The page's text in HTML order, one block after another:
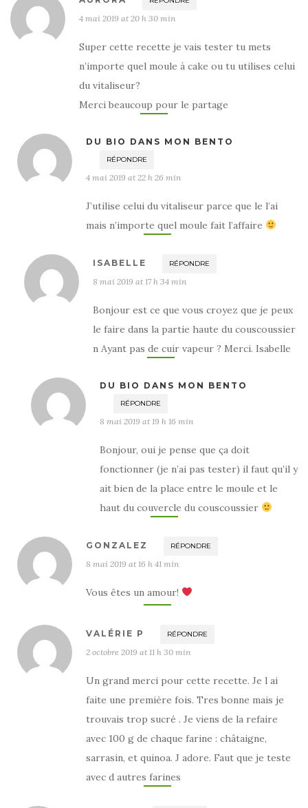
4 mai 2019 at 20 h 30 min
Super cette recette je vais tester tu mets
n’importe quel moule à cake ou tu utilises celui
du vitaliseur?
Merci beaucoup pour le partage
DU BIO DANS MON BENTO
RÉPONDRE
4 mai 2019 at 22 h 26 min
J’utilise celui du vitaliseur parce que le l’ai
mais n’importe quel moule fait l’affaire
ISABELLE RÉPONDRE
8 mai 2019 at 17 h 34 min
Bonjour est ce que vous croyez que je peux
le faire dans la partie haute du couscoussier
n Ayant pas de cuir vapeur ? Merci. Isabelle
DU BIO DANS MON BENTO
RÉPONDRE
8 mai 2019 at 19 h 16 min
Bonjour, oui je pense que ça doit
fonctionner (je n’ai pas tester) il faut qu’il y
ait bien de la place entre le moule et le
haut du couvercle du couscoussier
GONZALEZ RÉPONDRE
8 mai 2019 at 16 h 41 min
Vous êtes un amour!
VALÉRIE P RÉPONDRE
2 octobre 2019 at 11 h 30 min
Un grand merci pour cette recette. Je l ai
faite une première fois. Tres bonne mais je
trouvais trop sucré . Je viens de la refaire
avec 100 g de chaque farine : châtaigne,
sarrasin, et quinoa. J adore. Faut que je teste
avec d autres farines